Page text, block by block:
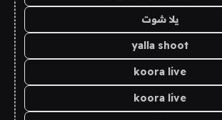
يلا شوت
yalla shoot
koora live
koora live